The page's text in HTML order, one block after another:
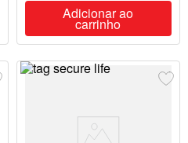
Adicionar ao
carrinho